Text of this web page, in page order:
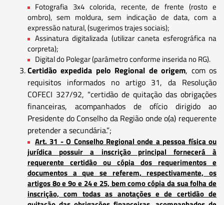
Fotografia 3x4 colorida, recente, de frente (rosto e
ombro), sem moldura, sem indicação de data, com a
expressão natural, (sugerimos trajes sociais);
Assinatura digitalizada (utilizar caneta esferográfica na
corpreta);
Digital do Polegar (parâmetro conforme inserida no RG).
Certidão expedida pelo Regional de origem, com os
requisitos informados no artigo 31, da Resolução
COFECI 327/92, "certidão de quitação das obrigações
financeiras, acompanhados de ofício dirigido ao
Presidente do Conselho da Região onde o(a) requerente
pretender a secundária.”;
Art. 31 - O Conselho Regional onde a pessoa física ou
jurídica possuir a inscrição principal fornecerá à
requerente certidão ou cópia dos requerimentos e
documentos a que se referem, respectivamente, os
artigos 8o e 9o e 24 e 25, bem como cópia da sua folha de
inscrição, com todas as anotações e de certidão de